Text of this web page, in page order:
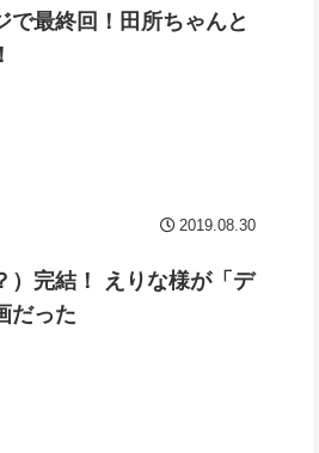
で最終回！田所ちゃんと
2019.08.30
）完結！ えりな様が「デ
だった